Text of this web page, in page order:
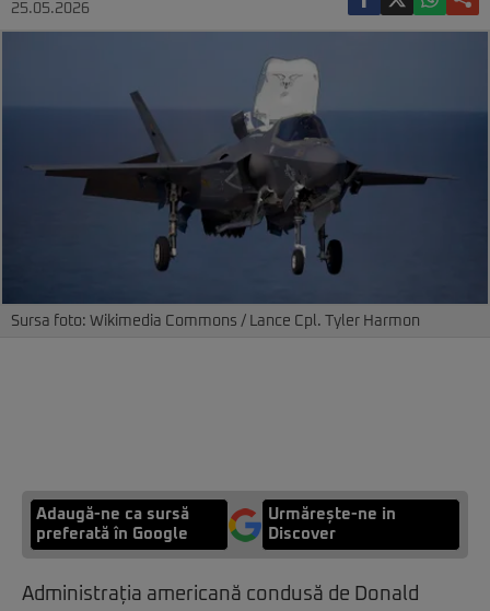
25.05.2026
Sursa foto: Wikimedia Commons / Lance Cpl. Tyler Harmon
Adaugă-ne ca sursă
preferată în Google
Urmărește-ne in
Discover
Administrația americană condusă de Donald